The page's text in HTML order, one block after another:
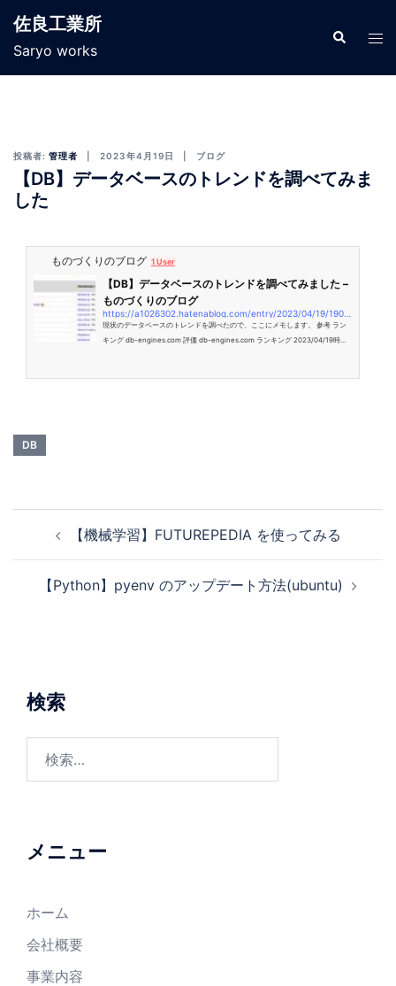
佐良工業所
Saryo works
投稿者: 管理者 2023年4月19日 ブログ
【DB】データベースのトレンドを調べてみま
した
ものづくりのブログ 1 User
【DB】データベースのトレンドを調べてみました –
ものづくりのブログ
現状のデータベースのトレンドを調べたので、ここにメモします。 参考 ラン
キング db-engines.com 評価 db-engines.com ランキング 2023/04/19時点
DB
【機械学習】FUTUREPEDIA を使ってみる
【Python】pyenv のアップデート方法(ubuntu)
検索
メニュー
ホーム
会社概要
事業内容